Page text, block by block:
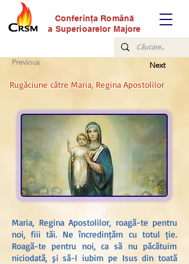
Conferinţa Română
a Superioarelor Majore
Previous Next
Rugăciune către Maria, Regina Apostolilor
Maria, Regina Apostolilor, roagă-te pentru
noi, fiii tăi. Ne încredințăm cu totul ție.
Roagă-te pentru noi, ca să nu păcătuim
niciodată, şi să-l iubim pe Isus din toată